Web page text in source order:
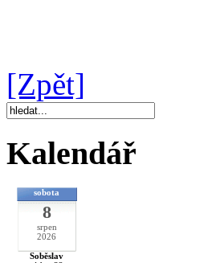
[Zpět]
Kalendář
sobota
8
srpen
2026
Soběslav